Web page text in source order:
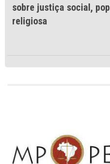
sobre justiça social,
religiosa